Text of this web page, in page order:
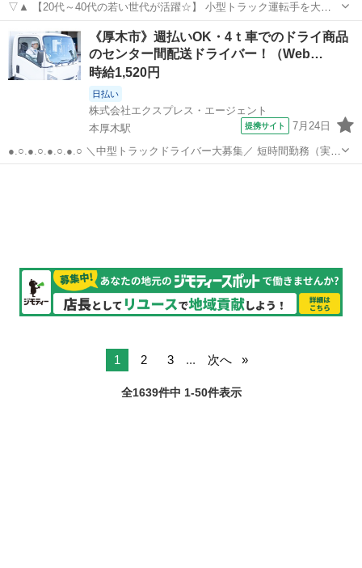
▽▲ 【20代～40代の若い世代が活躍☆】 小型トラック運転手を大募
集中です！ 月収25万円以上で土日祝休みと 好待遇のお仕事ですよ◎
▲▽ —————————————— ■使用車種：2ｔ（ロング/箱） ■
業務内容：法人向...
厚木市 愛甲石田駅
《厚木市》週払いOK・4ｔ車でのドライ商品
のセンター間配送ドライバー！（Web…
時給1,520円
日払い
株式会社エクスプレス・エージェント
本厚木駅
提携サイト 7月24日
●.○.●.○.●.○.●.○ ＼中型トラックドライバー大募集／ 短時間勤務（実働
6時間）ですが、 高時給だから…月収20万円以上の 安定収入が可能な
1 2 3 ... 次へ
全1639件中 1-50件表示